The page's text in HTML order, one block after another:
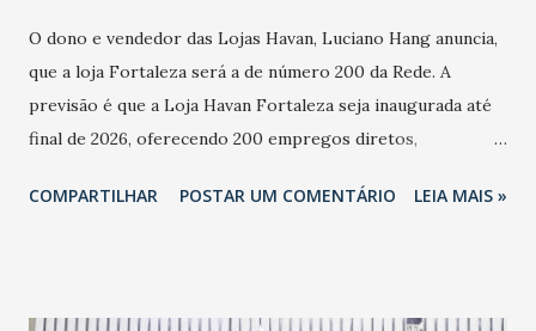
O dono e vendedor das Lojas Havan, Luciano Hang anuncia,
que a loja Fortaleza será a de número 200 da Rede. A
previsão é que a Loja Havan Fortaleza seja inaugurada até
final de 2026, oferecendo 200 empregos diretos,
Havan Fortaleza ainda não foi anunciada oficialmente, mas
COMPARTILHAR POSTAR UM COMENTÁRIO LEIA MAIS »